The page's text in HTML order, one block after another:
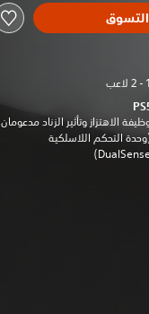
التسوق
الاهتزاز وتأثير الزناد مدعومان
التحكم اللاسلكية